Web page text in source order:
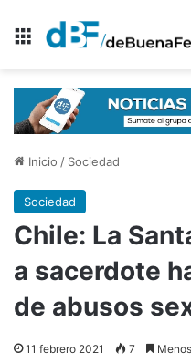
Menú
Inicio / Sociedad
Sociedad
Chile: La
a sacerdote
de abusos
11 febrero 2021 7